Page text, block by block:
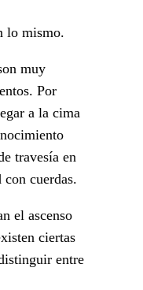
lo mismo.
muy
Por
a la cima
travesía en
con cuerdas.
el ascenso
ciertas
entre